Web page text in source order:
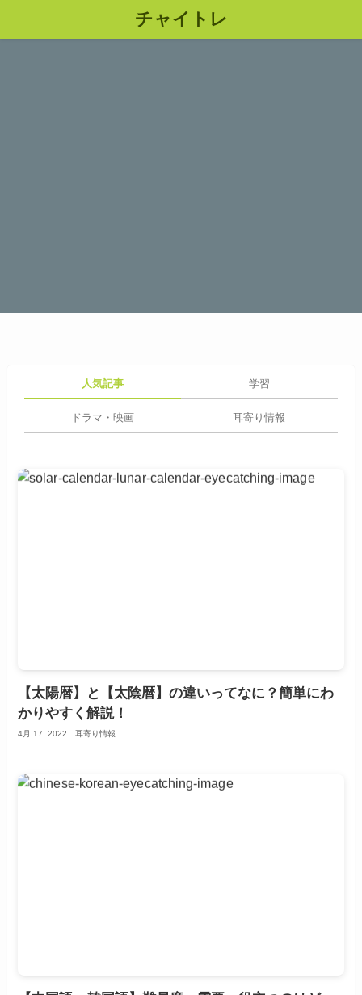
チャイトレ
人気記事 学習
ドラマ・映画 耳寄り情報
【太陽暦】と【太陰暦】の違いってなに？簡単にわ
かりやすく解説！
4月 17, 2022 耳寄り情報